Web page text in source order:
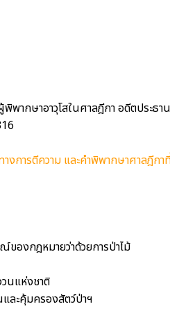
พากษาอาวุโสในศาลฎีกา อดีตประธ
งการตีความ และคำพิพากษาศาลฎีกา
ของกฎหมายว่าด้วยการป่าไม้
นแห่งชาติ
ละคุ้มครองสัตว์ป่าฯ